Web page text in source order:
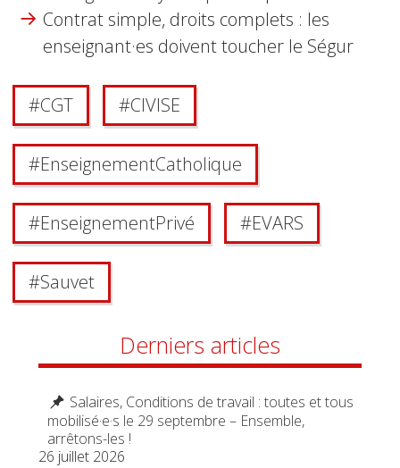
Contrat simple, droits complets : les
enseignant·es doivent toucher le Ségur
#CGT #CIVISE
#Enseignement Catholique
#Enseignement Privé #EVARS
#Sauvet
Derniers articles
Salaires, Conditions de travail : toutes et tous
mobilisé·e·s le 29 septembre – Ensemble,
arrêtons-les !
26 juillet 2026